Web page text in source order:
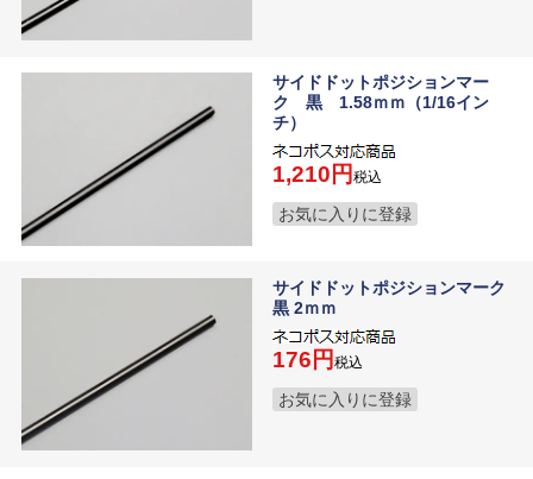
サイドドットポジションマー
ク 黒 1.58ｍｍ（1/16イン
チ）
1,210 税込
お気に入りに登録
サイドドットポジションマーク
黒 2ｍｍ
176 税込
お気に入りに登録